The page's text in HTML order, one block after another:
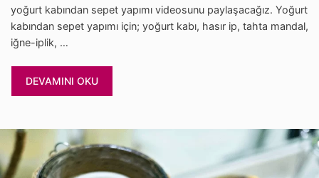
yoğurt kabından sepet yapımı videosunu paylaşacağız. Yoğurt
kabından sepet yapımı için; yoğurt kabı, hasır ip, tahta mandal,
iğne-iplik, …
DEVAMINI OKU